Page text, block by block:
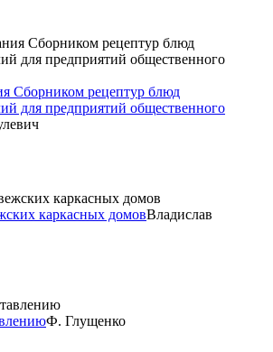
Сборником рецептур блюд
для предприятий общественного
каркасных домовВладислав
Ф. Глущенко